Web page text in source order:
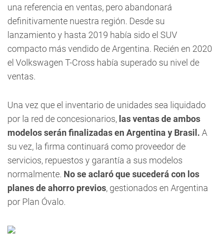
una referencia en ventas, pero abandonará
definitivamente nuestra región. Desde su
lanzamiento y hasta 2019 había sido el SUV
compacto más vendido de Argentina. Recién en 2020
el Volkswagen T-Cross había superado su nivel de
ventas.
Una vez que el inventario de unidades sea liquidado
por la red de concesionarios, las ventas de ambos
modelos serán finalizadas en Argentina y Brasil. A
su vez, la firma continuará como proveedor de
servicios, repuestos y garantía a sus modelos
normalmente. No se aclaró que sucederá con los
planes de ahorro previos, gestionados en Argentina
por Plan Óvalo.